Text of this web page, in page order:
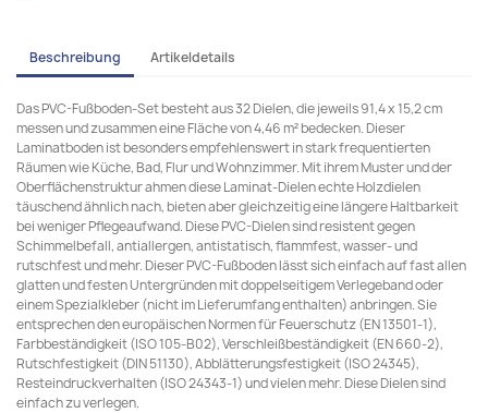
Beschreibung Artikeldetails
Das PVC-Fußboden-Set besteht aus 32 Dielen, die jeweils 91,4 x 15,2 cm
messen und zusammen eine Fläche von 4,46 m² bedecken. Dieser
Laminatboden ist besonders empfehlenswert in stark frequentierten
Räumen wie Küche, Bad, Flur und Wohnzimmer. Mit ihrem Muster und der
Oberflächenstruktur ahmen diese Laminat-Dielen echte Holzdielen
täuschend ähnlich nach, bieten aber gleichzeitig eine längere Haltbarkeit
bei weniger Pflegeaufwand. Diese PVC-Dielen sind resistent gegen
Schimmelbefall, antiallergen, antistatisch, flammfest, wasser- und
rutschfest und mehr. Dieser PVC-Fußboden lässt sich einfach auf fast allen
glatten und festen Untergründen mit doppelseitigem Verlegeband oder
einem Spezialkleber (nicht im Lieferumfang enthalten) anbringen. Sie
entsprechen den europäischen Normen für Feuerschutz (EN 13501-1),
Farbbeständigkeit (ISO 105-B02), Verschleißbeständigkeit (EN 660-2),
Rutschfestigkeit (DIN 51130), Abblätterungsfestigkeit (ISO 24345),
Resteindruckverhalten (ISO 24343-1) und vielen mehr. Diese Dielen sind
einfach zu verlegen.